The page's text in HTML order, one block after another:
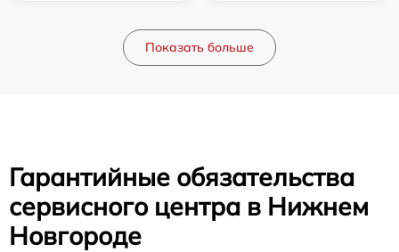
Показать больше
Гарантийные обязательства
сервисного центра в Нижнем
Новгороде